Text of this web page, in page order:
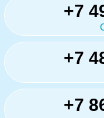
+7
+7
+7